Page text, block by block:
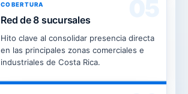
COBERTURA
Red de 8 sucursales
Hito clave al consolidar presencia directa
en las principales zonas comerciales e
industriales de Costa Rica.